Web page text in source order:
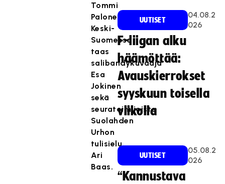
Tommi
Palonen,
Keski-
Suomessa
taas
salibandykuvaaja
Esa
Jokinen
sekä
seuratoimijoista
Suolahden
Urhon
tulisielu
Ari
Baas.
UUTISET
04.08.2
026
F-liigan alku
häämöttää:
Avauskierrokset
syyskuun toisella
viikolla
UUTISET
05.08.2
026
“Kannustava